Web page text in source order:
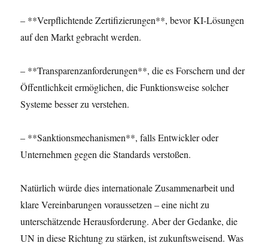
– **Verpflichtende Zertifizierungen**, bevor KI-Lösungen
auf den Markt gebracht werden.
– **Transparenzanforderungen**, die es Forschern und der
Öffentlichkeit ermöglichen, die Funktionsweise solcher
Systeme besser zu verstehen.
– **Sanktionsmechanismen**, falls Entwickler oder
Unternehmen gegen die Standards verstoßen.
Natürlich würde dies internationale Zusammenarbeit und
klare Vereinbarungen voraussetzen – eine nicht zu
unterschätzende Herausforderung. Aber der Gedanke, die
UN in diese Richtung zu stärken, ist zukunftsweisend. Was